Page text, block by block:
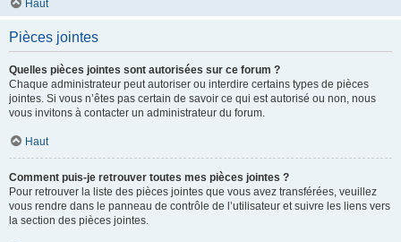
Haut
Pièces jointes
Quelles pièces jointes sont autorisées sur ce forum ?
Chaque administrateur peut autoriser ou interdire certains types de pièces
jointes. Si vous n’êtes pas certain de savoir ce qui est autorisé ou non, nous
vous invitons à contacter un administrateur du forum.
Haut
Comment puis-je retrouver toutes mes pièces jointes ?
Pour retrouver la liste des pièces jointes que vous avez transférées, veuillez
vous rendre dans le panneau de contrôle de l’utilisateur et suivre les liens vers
la section des pièces jointes.